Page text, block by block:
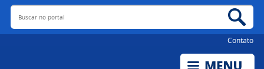
Buscar no portal
Contato